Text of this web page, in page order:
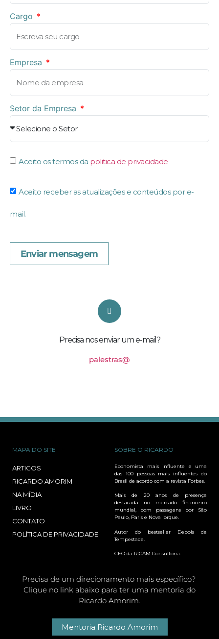
Cargo
Empresa
Setor da Empresa
Aceito os termos da politica de privacidade
Aceito receber as atualizações e conteúdos por e-
mail.
Enviar mensagem
Precisa nos enviar um e-mail?
palestras@
MAPA DO SITE
ARTIGOS
RICARDO AMORIM
NA MÍDIA
LIVRO
CONTATO
POLÍTICA DE PRIVACIDADE
SOBRE O RICARDO
Economista mais influente e uma
das 100 pessoas mais influentes do
Brasil de acordo com a revista Forbes.
Mais de 20 anos de presença
destacada no mercado financeiro
mundial, com passagens por São
Paulo, Paris e Nova Iorque.
Autor do bestseller Depois da
Tempestade.
CEO da RICAM Consultoria.
Precisa de um direcionamento mais específico?
Clique no link abaixo para ter uma mentoria do
Ricardo Amorim.
Mentoria Ricardo Amorim